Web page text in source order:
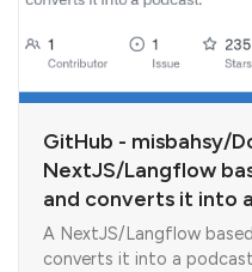
GitHub - misbahsy/
NextJS/Langflow
and converts it into
A NextJS/Langflow
converts it into a